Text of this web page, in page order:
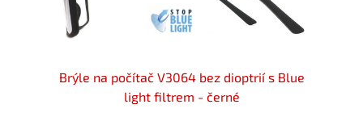
Brýle na počítač V3064 bez dioptrií s Blue
light filtrem - černé